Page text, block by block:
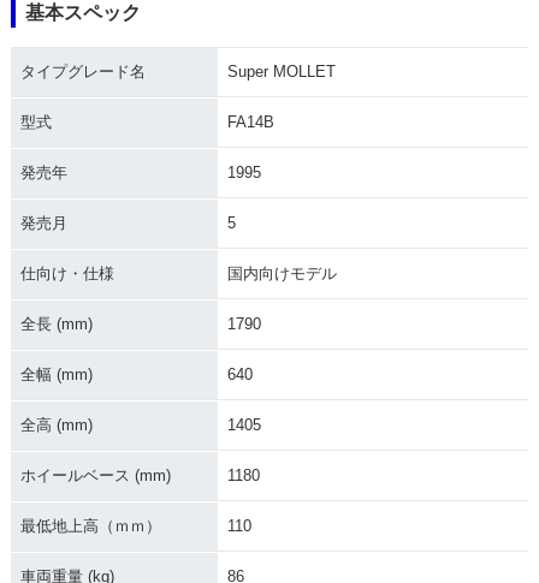
基本スペック
タイプグレード名 Super MOLLET
型式 FA14B
発売年 1995
発売月 5
仕向け・仕様 国内向けモデル
全長 (mm) 1790
全幅 (mm) 640
全高 (mm) 1405
ホイールベース (mm) 1180
最低地上高（ｍｍ） 110
車両重量 (kg) 86